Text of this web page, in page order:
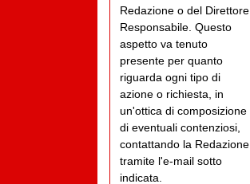
Redazione o del Direttore
Responsabile. Questo
aspetto va tenuto
presente per quanto
riguarda ogni tipo di
azione o richiesta, in
un'ottica di composizione
di eventuali contenziosi,
contattando la Redazione
tramite l'e-mail sotto
indicata.